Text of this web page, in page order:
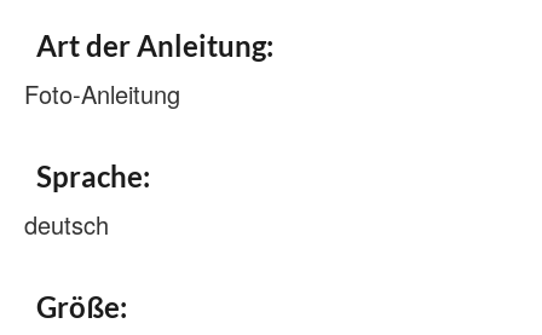
Art der Anleitung:
Foto-Anleitung
Sprache:
deutsch
Größe: